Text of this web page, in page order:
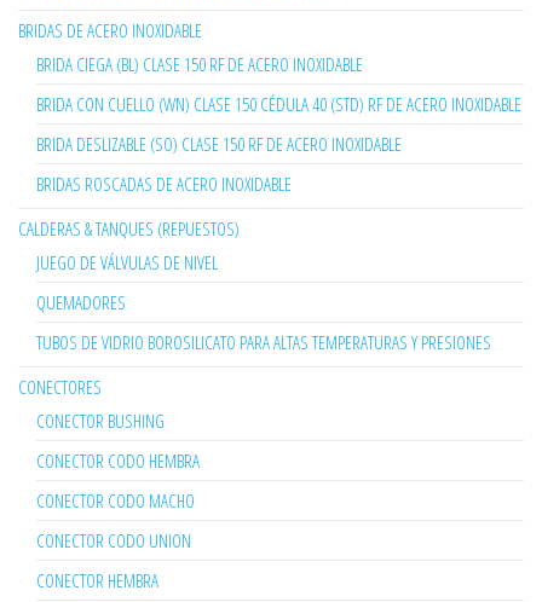
BRIDAS DE ACERO INOXIDABLE
BRIDA CIEGA (BL) CLASE 150 RF DE ACERO INOXIDABLE
BRIDA CON CUELLO (WN) CLASE 150 CÉDULA 40 (STD) RF DE ACERO INOXIDABLE
BRIDA DESLIZABLE (SO) CLASE 150 RF DE ACERO INOXIDABLE
BRIDAS ROSCADAS DE ACERO INOXIDABLE
CALDERAS & TANQUES (REPUESTOS)
JUEGO DE VÁLVULAS DE NIVEL
QUEMADORES
TUBOS DE VIDRIO BOROSILICATO PARA ALTAS TEMPERATURAS Y PRESIONES
CONECTORES
CONECTOR BUSHING
CONECTOR CODO HEMBRA
CONECTOR CODO MACHO
CONECTOR CODO UNION
CONECTOR HEMBRA